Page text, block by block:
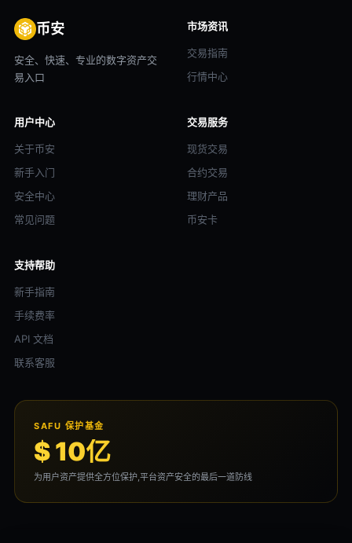
币安
安全、快速、专业的数字资产交
易入口
市场资讯
交易指南
行情中心
用户中心
关于币安
新手入门
安全中心
常见问题
交易服务
现货交易
合约交易
理财产品
币安卡
支持帮助
新手指南
手续费率
API 文档
联系客服
SAFU 保护基金
$ 10亿
为用户资产提供全方位保护,平台资产安全的最后一道防线